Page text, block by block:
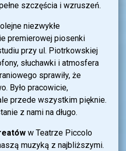
szczęścia i wzruszeń.
niezwykłe
premierowej piosenki
przy ul. Piotrkowskiej
słuchawki i atmosfera
sprawiły, że
Było pracowicie,
przede wszystkim pięknie.
z nami na długo.
w Teatrze Piccolo
muzyką z najbliższymi.